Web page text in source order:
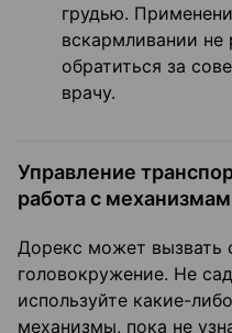
грудью.
вскармливании
обратиться за
врачу.
Управление
работа с
Дорекс может вызвать
головокружение. Не
используйте какие-
механизмы, пока не